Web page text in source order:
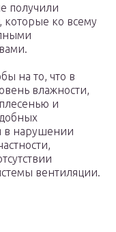
получили
которые ко всему
на то, что в
влажности,
и
в нарушении
вентиляции.